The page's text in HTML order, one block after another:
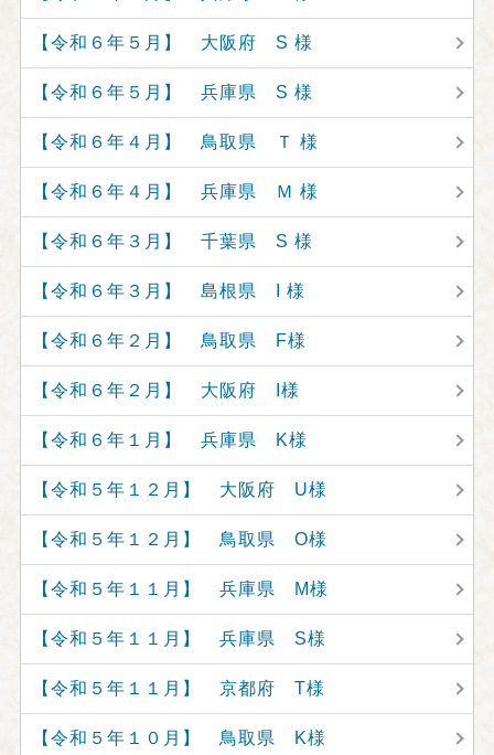
【令和６年５月】 大阪府 S 様
【令和６年５月】 兵庫県 S 様
【令和６年４月】 鳥取県 Ｔ 様
【令和６年４月】 兵庫県 Ｍ 様
【令和６年３月】 千葉県 S 様
【令和６年３月】 島根県 I 様
【令和６年２月】 鳥取県 F様
【令和６年２月】 大阪府 I様
【令和６年１月】 兵庫県 K様
【令和５年１２月】 大阪府 U様
【令和５年１２月】 鳥取県 O様
【令和５年１１月】 兵庫県 M様
【令和５年１１月】 兵庫県 S様
【令和５年１１月】 京都府 T様
【令和５年１０月】 鳥取県 K様